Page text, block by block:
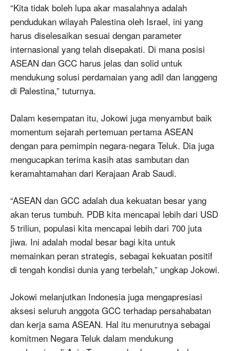
“Kita tidak boleh lupa akar masalahnya adalah
pendudukan wilayah Palestina oleh Israel, ini yang
harus diselesaikan sesuai dengan parameter
internasional yang telah disepakati. Di mana posisi
ASEAN dan GCC harus jelas dan solid untuk
mendukung solusi perdamaian yang adil dan langgeng
di Palestina,” tuturnya.
Dalam kesempatan itu, Jokowi juga menyambut baik
momentum sejarah pertemuan pertama ASEAN
dengan para pemimpin negara-negara Teluk. Dia juga
mengucapkan terima kasih atas sambutan dan
keramahtamahan dari Kerajaan Arab Saudi.
“ASEAN dan GCC adalah dua kekuatan besar yang
akan terus tumbuh. PDB kita mencapai lebih dari USD
5 triliun, populasi kita mencapai lebih dari 700 juta
jiwa. Ini adalah modal besar bagi kita untuk
memainkan peran strategis, sebagai kekuatan positif
di tengah kondisi dunia yang terbelah,” ungkap Jokowi.
Jokowi melanjutkan Indonesia juga mengapresiasi
aksesi seluruh anggota GCC terhadap persahabatan
dan kerja sama ASEAN. Hal itu menurutnya sebagai
komitmen Negara Teluk dalam mendukung